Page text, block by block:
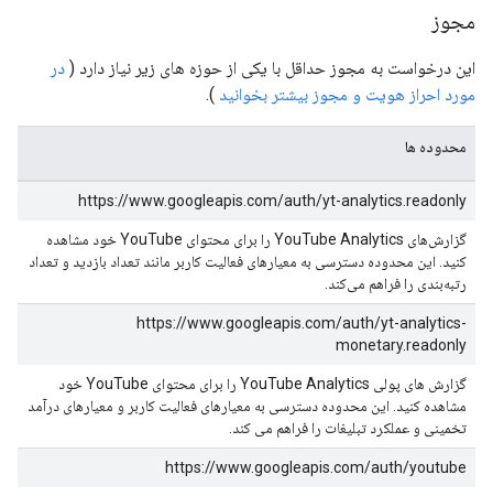
مجوز
این درخواست به مجوز حداقل با یکی از حوزه های زیر نیاز دارد ( در
مورد احراز هویت و مجوز بیشتر بخوانید ).
محدوده ها
https://www.googleapis.com/auth/yt-analytics.readonly
گزارش‌های YouTube Analytics را برای محتوای YouTube خود مشاهده
کنید. این محدوده دسترسی به معیارهای فعالیت کاربر مانند تعداد بازدید و تعداد
رتبه‌بندی را فراهم می‌کند.
https://www.googleapis.com/auth/yt-analytics-
monetary.readonly
گزارش های پولی YouTube Analytics را برای محتوای YouTube خود
مشاهده کنید. این محدوده دسترسی به معیارهای فعالیت کاربر و معیارهای درآمد
تخمینی و عملکرد تبلیغات را فراهم می کند.
https://www.googleapis.com/auth/youtube